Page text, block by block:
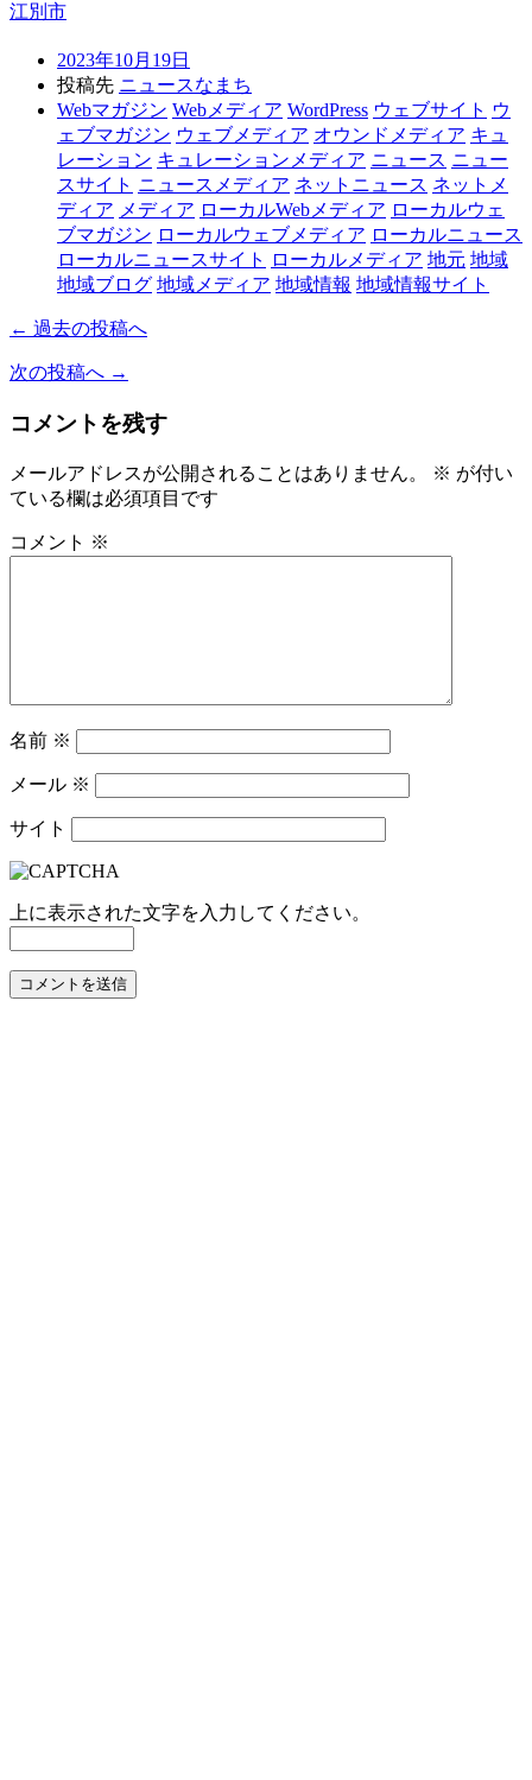
江別市
2023年10月19日
投稿先 ニュースなまち
Webマガジン Webメディア WordPress ウェブサイト ウ
ェブマガジン ウェブメディア オウンドメディア キュ
レーション キュレーションメディア ニュース ニュー
スサイト ニュースメディア ネットニュース ネットメ
ディア メディア ローカルWebメディア ローカルウェ
ブマガジン ローカルウェブメディア ローカルニュース
ローカルニュースサイト
ローカルメディア 地元 地域
地域ブログ 地域メディア 地域情報 地域情報サイト
← 過去の投稿へ
次の投稿へ →
コメントを残す
メールアドレスが公開されることはありません。 ※ が付い
ている欄は必須項目です
コメント ※
名前 ※
メール ※
サイト
上に表示された文字を入力してください。